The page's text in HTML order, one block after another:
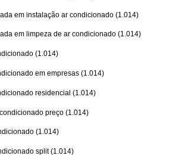
em instalação ar condicionado (1.014)
em limpeza de ar condicionado (1.014)
(1.014)
em empresas (1.014)
residencial (1.014)
preço (1.014)
(1.014)
split(1.014)